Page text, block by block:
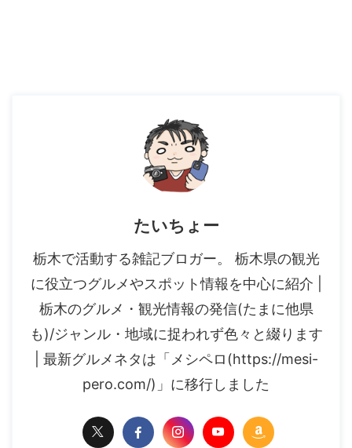
たいちょー
栃木で活動する雑記ブロガー。 栃木県の観光
に役立つグルメやスポット情報を中心に紹介 |
栃木のグルメ・観光情報の発信(たまに他県
も)/ジャンル・地域に捉われず色々と綴ります
| 最新グルメネタは「メシペロ(https://mesi-
pero.com/)」に移行しました